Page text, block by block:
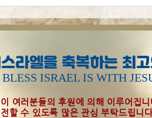
니다
라엘을 축복하는 최
ISRAEL IS WITH
여러분들의 후원에 의해 이루어집니
할 수 있도록 많은 관심 부탁드립니